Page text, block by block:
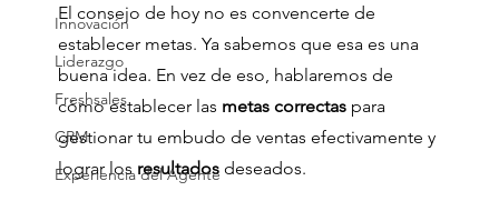
Innovación
Liderazgo
Freshsales
CRM
Experiencia del Agente
El consejo de hoy no es convencerte de
establecer metas. Ya sabemos que esa es una
buena idea. En vez de eso, hablaremos de
cómo establecer las metas correctas para
gestionar tu embudo de ventas efectivamente y
lograr los resultados deseados.